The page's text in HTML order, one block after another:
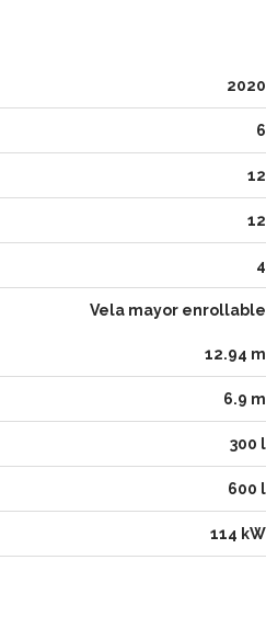
2020
6
12
12
4
Vela mayor enrollable
12.94 m
6.9 m
300 l
600 l
114 kW